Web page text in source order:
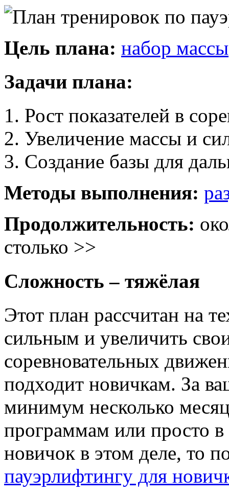
Цель плана: набор массы
Задачи плана:
1. Рост показателей в
2. Увеличение массы и
3. Создание базы для
Методы выполнения:
Продолжительность:
столько >>
Сложность – тяжёлая
Этот план рассчитан на
сильным и увеличить
соревновательных
подходит новичкам. За
минимум несколько
программам или просто
новичок в этом деле, то
пауэрлифтингу для